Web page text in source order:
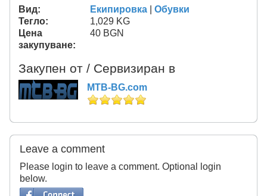
Вид: Eкипировка
Обувки
Тегло:
1,029 KG
Цена
закупуване:
40 BGN
Закупен от / Сервизиран в
MTB-BG.com
Leave a comment
Please login to leave a comment. Optional login
below.